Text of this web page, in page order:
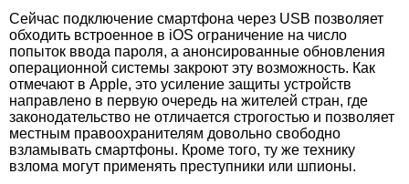
Сейчас подключение смартфона через USB позволяет
обходить встроенное в iOS ограничение на число
попыток ввода пароля, а анонсированные обновления
операционной системы закроют эту возможность. Как
отмечают в Apple, это усиление защиты устройств
направлено в первую очередь на жителей стран, где
законодательство не отличается строгостью и позволяет
местным правоохранителям довольно свободно
взламывать смартфоны. Кроме того, ту же технику
взлома могут применять преступники или шпионы.